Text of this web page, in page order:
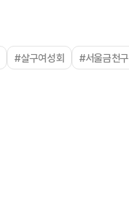
#살구여성회 #서울금천구